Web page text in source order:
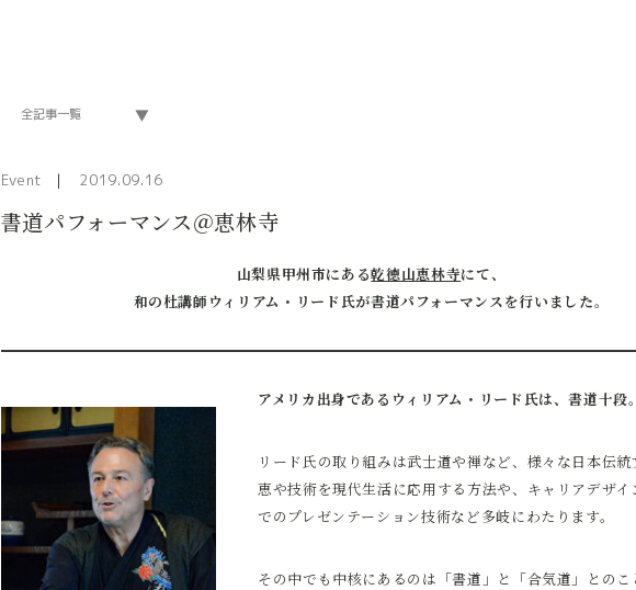
Event 2019.09.16
書道パフォーマンス＠恵林寺
山梨県甲州市にある乾徳山恵林寺にて、
和の杜講師ウィリアム・リード氏が書道パフォーマンスを行いました。
アメリカ出身であるウィリアム・リード氏は、書道十段
リード氏の取り組みは武士道や禅など、様々な日本伝
恵や技術を現代生活に応用する方法や、キャリアデザイ
でのプレゼンテーション技術など多岐にわたります。
その中でも中核にあるのは「書道」と「合気道」とのこ